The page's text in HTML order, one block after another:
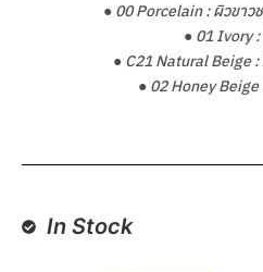
● 00 Porcelain : ผิวขาว
● 01 Ivory :
● C21 Natural Beige
● 02 Honey Beige
In Stock